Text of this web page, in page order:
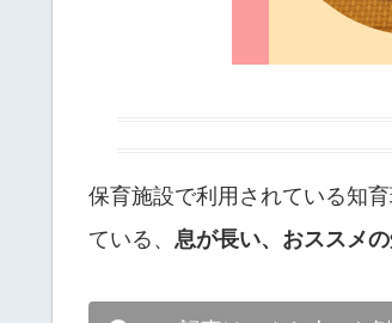
保育施設で利用されている知
ている、 息が長い、おススメ